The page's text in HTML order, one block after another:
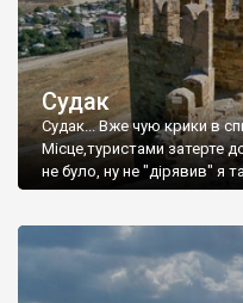
Судак
Судак... Вже чую крики в
Місце,туристами затерте
не було, ну не "дірявив" я